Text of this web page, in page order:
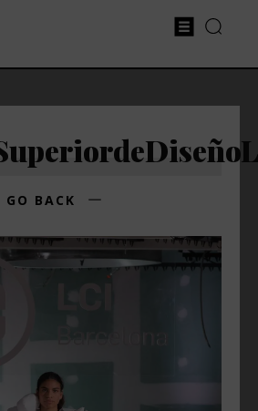
GO BACK